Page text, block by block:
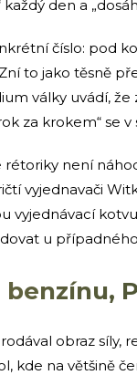
každý den a
číslo: pod
to jako těsně
války uvádí, že
za krokem“ se
rétoriky není
vyjednavači
vyjednávací
u
benzínu,
obraz síly,
kde na většině